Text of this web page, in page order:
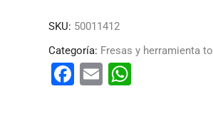
SKU: 50011412
Categoría: Fresas y herramienta
F
E